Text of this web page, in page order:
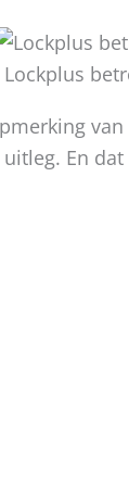
Lockplus
En